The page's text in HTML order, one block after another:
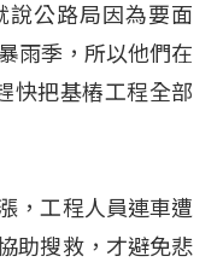
說公路局因為要面
雨季，所以他們在
快把基樁工程全部
，工程人員連車遭
助搜救，才避免悲